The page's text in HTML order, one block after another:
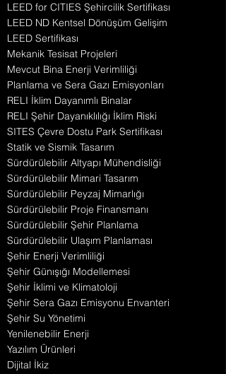
LEED for CITIES Şehircilik Sertifikası
LEED ND Kentsel Dönüşüm Gelişim
LEED Sertifikası
Mekanik Tesisat Projeleri
Mevcut Bina Enerji Verimliliği
Planlama ve Sera Gazı Emisyonları
RELI İklim Dayanımlı Binalar
RELI Şehir Dayanıklılığı İklim Riski
SITES Çevre Dostu Park Sertifikası
Statik ve Sismik Tasarım
Sürdürülebilir Altyapı Mühendisliği
Sürdürülebilir Mimari Tasarım
Sürdürülebilir Peyzaj Mimarlığı
Sürdürülebilir Proje Finansmanı
Sürdürülebilir Şehir Planlama
Sürdürülebilir Ulaşım Planlaması
Şehir Enerji Verimliliği
Şehir Günışığı Modellemesi
Şehir İklimi ve Klimatoloji
Şehir Sera Gazı Emisyonu Envanteri
Şehir Su Yönetimi
Yenilenebilir Enerji
Yazılım Ürünleri
Dijital İkiz